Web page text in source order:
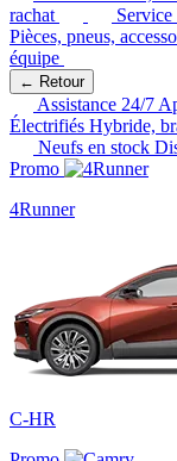
rachat
Service
Pièces, pneus,
équipe
← Retour
Assistance 24/7
Électrifiés Hybride,
Neufs en stock
Promo
4Runner
C-HR